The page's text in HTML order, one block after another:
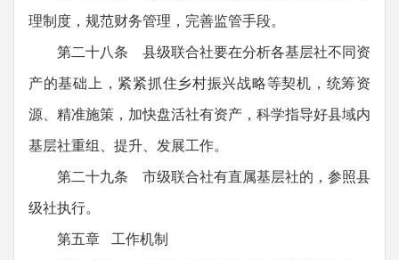
理制度，规范财务管理，完善监管手段。
第二十八条 县级联合社要在分析各基层社不同资
产的基础上，紧紧抓住乡村振兴战略等契机，统筹资
源、精准施策，加快盘活社有资产，科学指导好县域内
基层社重组、提升、发展工作。
第二十九条 市级联合社有直属基层社的，参照县
级社执行。
第五章 工作机制